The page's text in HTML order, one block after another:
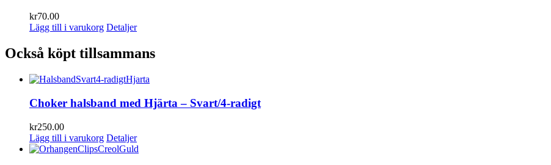
kr70.00
Lägg till i varukorg Detaljer
Också köpt tillsammans
Choker halsband med Hjärta – Svart/4-radigt
kr250.00
Lägg till i varukorg Detaljer